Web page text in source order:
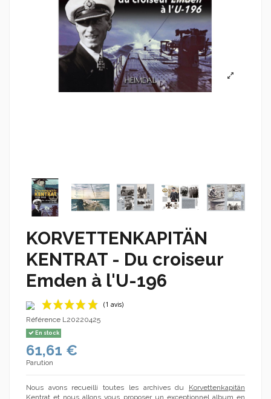
KORVETTENKAPITÄN
KENTRAT - Du croiseur
Emden à l'U-196
Référence L20220425
En stock
61,61 €
Parution
Nous avons recueilli toutes les archives du Korvettenkapitän
Kentrat et nous allons vous proposer un exceptionnel album en